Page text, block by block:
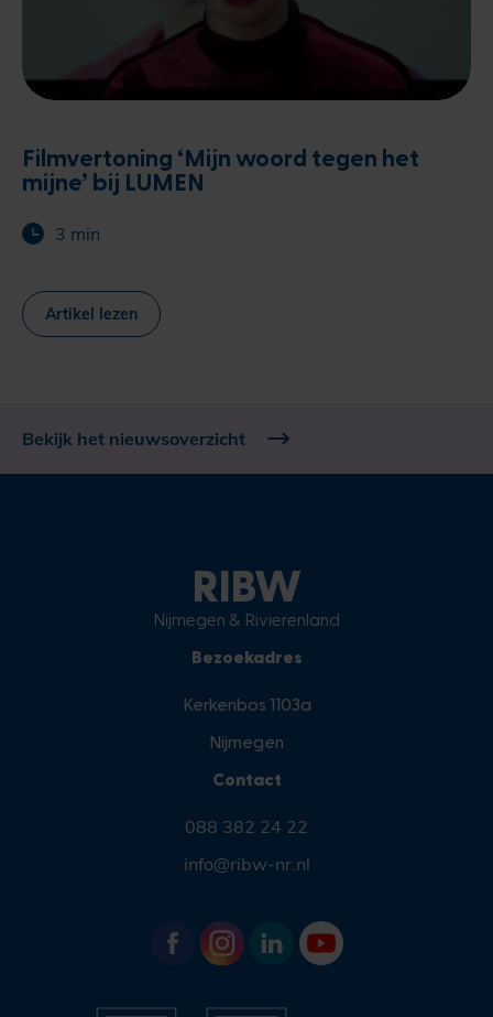
Filmvertoning ‘Mijn woord tegen het
mijne’ bij LUMEN
3 min
Artikel lezen
Bekijk het nieuwsoverzicht
RIBW
Nijmegen & Rivierenland
Bezoekadres
Kerkenbos 1103a
Nijmegen
Contact
088 382 24 22
info@ribw-nr.nl